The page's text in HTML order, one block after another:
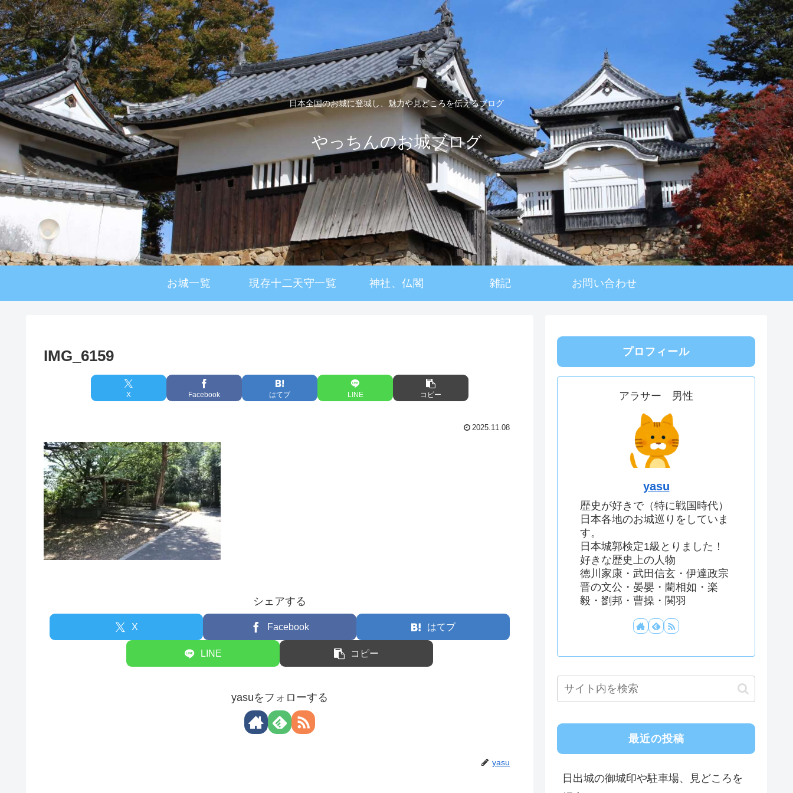
日本全国のお城に登城し、魅力や見どころを伝えるブログ
やっちんのお城ブログ
お城一覧 現存十二天守一覧 神社、仏閣 雑記 お問い合わせ
IMG_6159
X Facebook はてブ LINE コピー
2025.11.08
シェアする
X Facebook はてブ
LINE コピー
yasuをフォローする
yasu
プロフィール
アラサー 男性
yasu
歴史が好きで（特に戦国時代）
日本各地のお城巡りをしていま
す。
日本城郭検定1級とりました！
好きな歴史上の人物
徳川家康・武田信玄・伊達政宗
晋の文公・晏嬰・藺相如・楽
毅・劉邦・曹操・関羽
最近の投稿
日出城の御城印や駐車場、見どころを